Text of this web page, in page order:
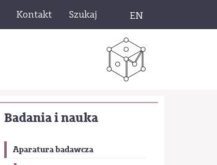
Kontakt Szukaj EN
Badania i nauka
Aparatura badawcza